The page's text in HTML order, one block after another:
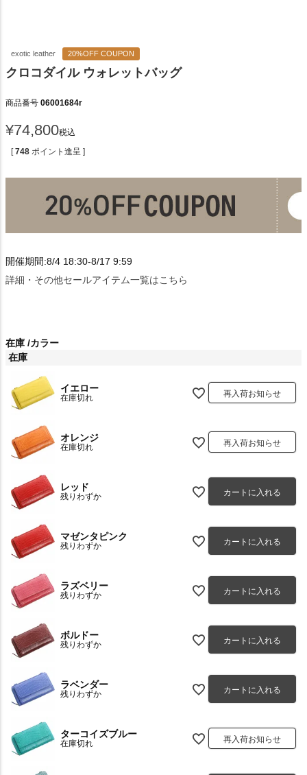
exotic leather 20%OFF COUPON
クロコダイル ウォレットバッグ
商品番号 06001684r
¥74,800税込
[ 748 ポイント進呈 ]
開催期間:8/4 18:30-8/17 9:59
詳細・その他セールアイテム一覧はこちら
在庫 カラー
在庫
イエロー
在庫切れ 再入荷お知らせ
オレンジ
在庫切れ 再入荷お知らせ
レッド
残りわずか カートに入れる
マゼンタピンク
残りわずか カートに入れる
ラズベリー
残りわずか カートに入れる
ボルドー
残りわずか カートに入れる
ラベンダー
残りわずか カートに入れる
ターコイズブルー
在庫切れ 再入荷お知らせ